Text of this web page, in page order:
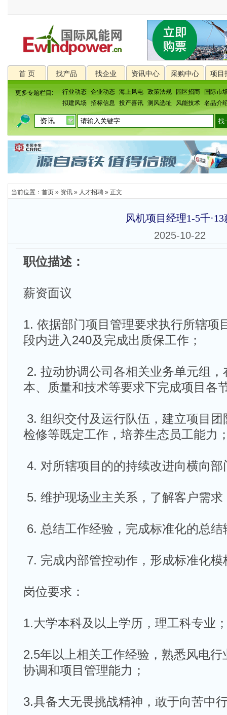
首 页 找产品 找企业 资讯中心 采购中心 项目
更多专题栏目: 行业动态 企业动态 海上风电 政策法规 园区招商
国际市
拟建风场
招标信息 投产喜讯 测风选址 风能技术 名品介
当前位置： 首页 » 资讯 » 人才招聘 » 正文
风机项目经理1-5千·13
2025-10-22
职位描述：
薪资面议
1. 依据部门项目管理要求执行所辖项
段内进入240及完成出质保工作；
2. 拉动协调公司各相关业务单元组
本、质量和技术等要求下完成项目各
3. 组织交付及运行队伍，建立项目
检修等既定工作，培养生态员工能力
4. 对所辖项目的的持续改进向横向
5. 维护现场业主关系，了解客户需
6. 总结工作经验，完成标准化的总结
7. 完成内部管控动作，形成标准化模
岗位要求：
1.大学本科及以上学历，理工科专业
2.5年以上相关工作经验，熟悉风电
协调和项目管理能力；
3.具备大无畏挑战精神，敢于向苦中